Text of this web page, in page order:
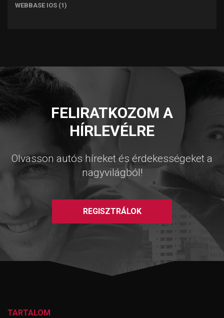
WEBBASE IOS (1)
FELIRATKOZOM A
HÍRLEVÉLRE
Olvasson autós híreket és érdekességeket a
nagyvilágból!
REGISZTRÁLOK
TARTALOM